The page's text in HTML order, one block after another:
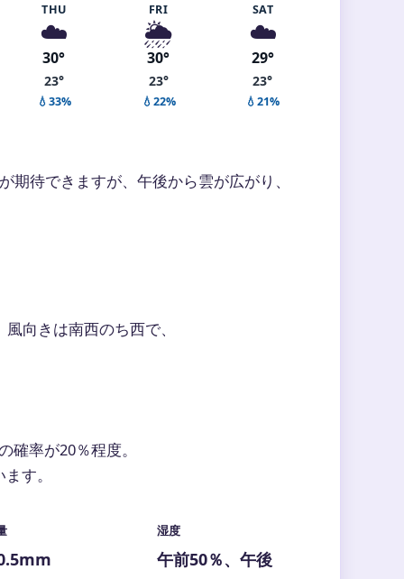
THU
☁️
30°
23°
💧33%
FRI
🌦️
30°
23°
💧22%
SAT
☁️
29°
23°
💧21%
待できますが、午後から雲が広がり、
向きは南西のち西で、
率が20％程度。
す。
湿度
午前50％、午後